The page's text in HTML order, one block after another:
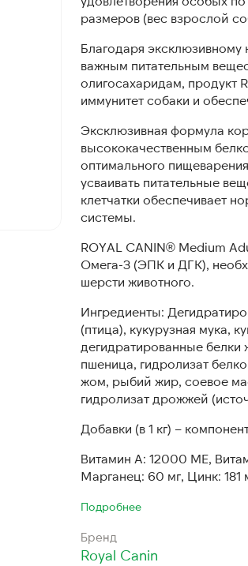
размеров (вес взрослой
Благодаря эксклюзивному
важным питательным
олигосахаридам, продукт
иммунитет собаки и
Эксклюзивная формула
высококачественным
оптимального
усваивать питательные
клетчатки обеспечивает
системы.
ROYAL CANIN® Medium
Омега-3 (ЭПК и ДГК),
шерсти животного.
Ингредиенты:
(птица), кукурузная мука,
дегидратированные белки
пшеница, гидролизат
жом, рыбий жир, соевое
гидролизат дрожжей
Добавки (в 1 кг) –
Витамин A: 12000 ME,
Марганец: 60 мг, Цинк: 181
Подробнее
Бренд
Royal Canin